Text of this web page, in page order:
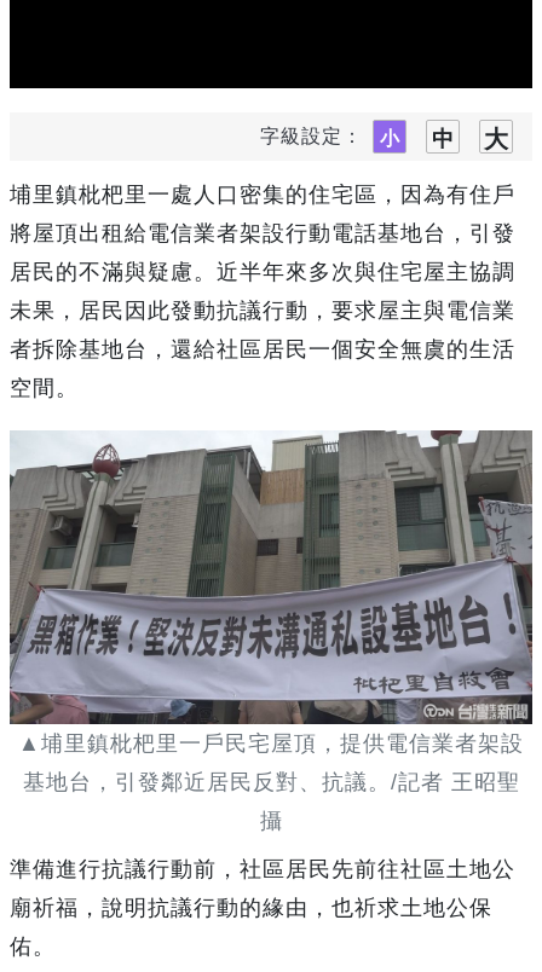
字級設定：
埔里鎮枇杷里一處人口密集的住宅區，因為有住戶
將屋頂出租給電信業者架設行動電話基地台，引發
居民的不滿與疑慮。近半年來多次與住宅屋主協調
未果，居民因此發動抗議行動，要求屋主與電信業
者拆除基地台，還給社區居民一個安全無虞的生活
空間。
▲埔里鎮枇杷里一戶民宅屋頂，提供電信業者架設
基地台，引發鄰近居民反對、抗議。/記者 王昭聖
攝
準備進行抗議行動前，社區居民先前往社區土地公
廟祈福，說明抗議行動的緣由，也祈求土地公保
佑。